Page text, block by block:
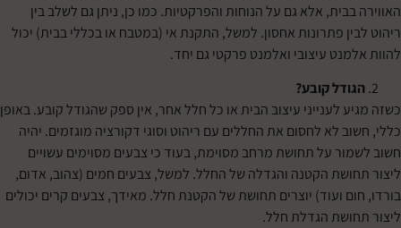
אלא גם על הנוחות והפרקטיות. כמו כן, ניתן גם לשלב בין
פתרונות אחסון. למשל, התקנת אי (במטבח או בכללי בבית) יכול
עיצובי ואלמנט פרקטי גם יחד.
קובע?
לענייני עיצוב הבית או כל חלל אחר, אין ספק שהגודל קובע. באופן
לא לחסום את החללים עם ריהוט וסוגי דקורציה מוגזמים. יהיה
על תחושת מרחב מסוימת, בעוד כי צבעים מסוימים עשויים
הקטנה והגדלה של החלל. למשל, צבעים חמים (צהוב, אדום,
ועוד) יוצרים תחושת של הקטנת חלל. מאידך, צבעים קרים יכולים
הגדלת חלל.